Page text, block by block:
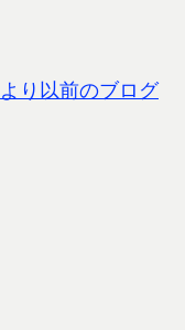
より以前のブログ